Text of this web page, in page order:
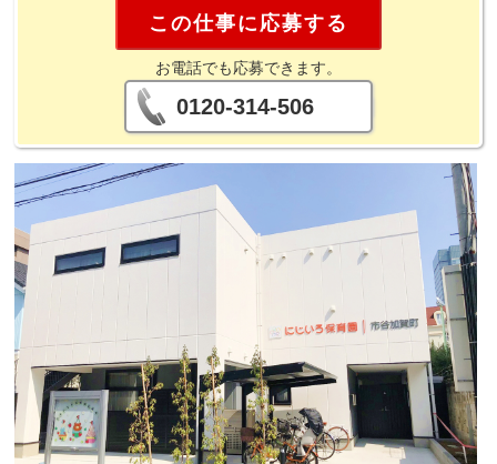
この仕事に応募する
お電話でも応募できます。
0120-314-506